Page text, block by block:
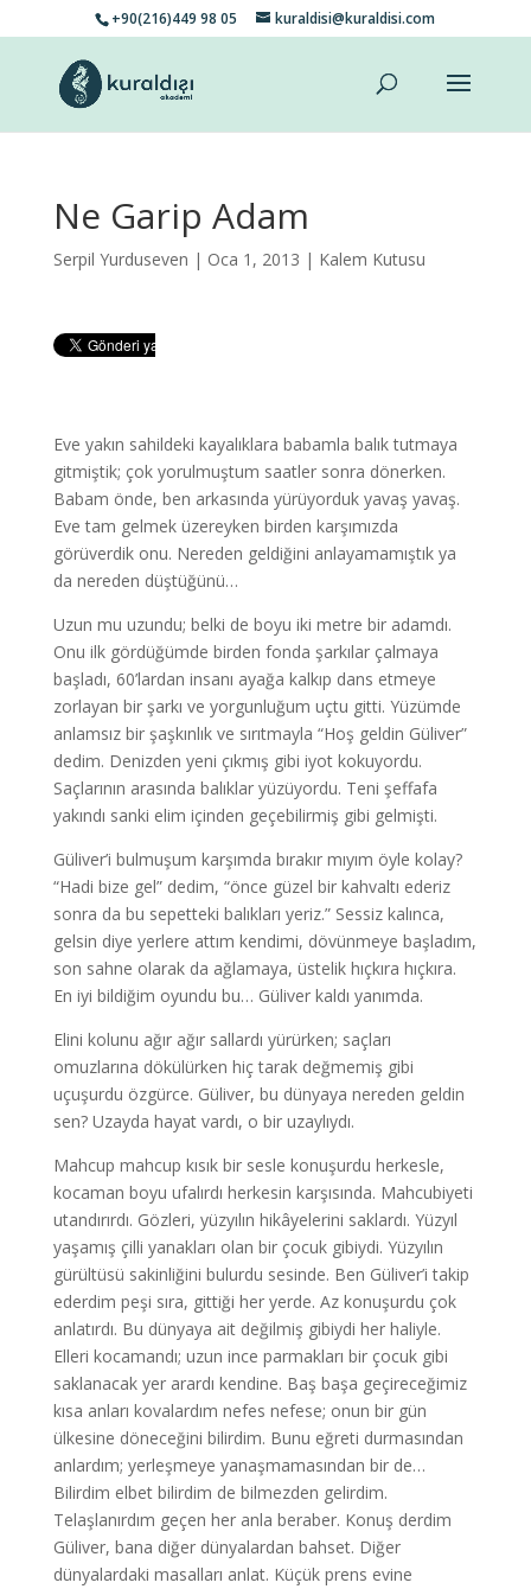
+90(216)449 98 05 kuraldisi@kuraldisi.com
Ne Garip Adam
Serpil Yurduseven | Oca 1, 2013 | Kalem Kutusu
Eve yakın sahildeki kayalıklara babamla balık tutmaya
gitmiştik; çok yorulmuştum saatler sonra dönerken.
Babam önde, ben arkasında yürüyorduk yavaş yavaş.
Eve tam gelmek üzereyken birden karşımızda
görüverdik onu. Nereden geldiğini anlayamamıştık ya
da nereden düştüğünü…
Uzun mu uzundu; belki de boyu iki metre bir adamdı.
Onu ilk gördüğümde birden fonda şarkılar çalmaya
başladı, 60’lardan insanı ayağa kalkıp dans etmeye
zorlayan bir şarkı ve yorgunluğum uçtu gitti. Yüzümde
anlamsız bir şaşkınlık ve sırıtmayla “Hoş geldin Güliver”
dedim. Denizden yeni çıkmış gibi iyot kokuyordu.
Saçlarının arasında balıklar yüzüyordu. Teni şeffafa
yakındı sanki elim içinden geçebilirmiş gibi gelmişti.
Güliver’i bulmuşum karşımda bırakır mıyım öyle kolay?
“Hadi bize gel” dedim, “önce güzel bir kahvaltı ederiz
sonra da bu sepetteki balıkları yeriz.” Sessiz kalınca,
gelsin diye yerlere attım kendimi, dövünmeye başladım,
son sahne olarak da ağlamaya, üstelik hıçkıra hıçkıra.
En iyi bildiğim oyundu bu… Güliver kaldı yanımda.
Elini kolunu ağır ağır sallardı yürürken; saçları
omuzlarına dökülürken hiç tarak değmemiş gibi
uçuşurdu özgürce. Güliver, bu dünyaya nereden geldin
sen? Uzayda hayat vardı, o bir uzaylıydı.
Mahcup mahcup kısık bir sesle konuşurdu herkesle,
kocaman boyu ufalırdı herkesin karşısında. Mahcubiyeti
utandırırdı. Gözleri, yüzyılın hikâyelerini saklardı. Yüzyıl
yaşamış çilli yanakları olan bir çocuk gibiydi. Yüzyılın
gürültüsü sakinliğini bulurdu sesinde. Ben Güliver’i takip
ederdim peşi sıra, gittiği her yerde. Az konuşurdu çok
anlatırdı. Bu dünyaya ait değilmiş gibiydi her haliyle.
Elleri kocamandı; uzun ince parmakları bir çocuk gibi
saklanacak yer arardı kendine. Baş başa geçireceğimiz
kısa anları kovalardım nefes nefese; onun bir gün
ülkesine döneceğini bilirdim. Bunu eğreti durmasından
anlardım; yerleşmeye yanaşmamasından bir de…
Bilirdim elbet bilirdim de bilmezden gelirdim.
Telaşlanırdım geçen her anla beraber. Konuş derdim
Güliver, bana diğer dünyalardan bahset. Diğer
dünyalardaki masalları anlat. Küçük prens evine